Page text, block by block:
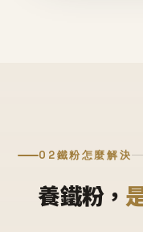
02鐵粉怎麼解決
養鐵粉，